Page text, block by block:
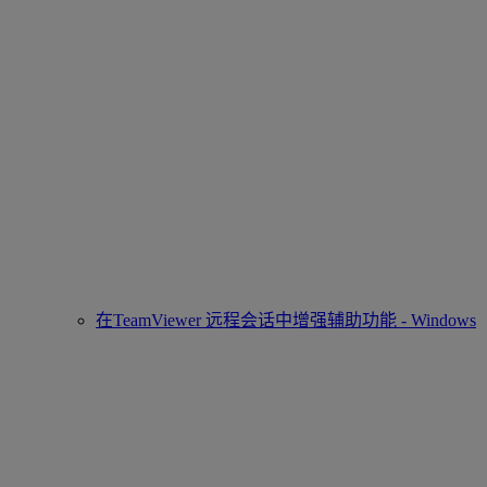
在TeamViewer 远程会话中增强辅助功能 - Windows